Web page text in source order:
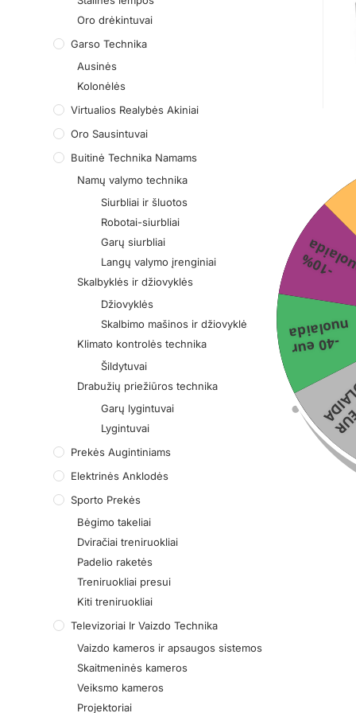
Oro drėkintuvai
Garso Technika
Ausinės
Kolonėlės
Virtualios Realybės Akiniai
Oro Sausintuvai
Buitinė Technika Namams
Namų valymo technika
Siurbliai ir šluotos
Robotai-siurbliai
Garų siurbliai
Langų valymo įrenginiai
Skalbyklės ir džiovyklės
Džiovyklės
Skalbimo mašinos ir džiovyklės
Klimato kontrolės technika
Šildytuvai
Drabužių priežiūros technika
Garų lygintuvai
Lygintuvai
Prekės Augintiniams
Elektrinės Anklodės
Sporto Prekės
Bėgimo takeliai
Dviračiai treniruokliai
Padelio raketės
Treniruokliai presui
Kiti treniruokliai
Televizoriai Ir Vaizdo Technika
Vaizdo kameros ir apsaugos sistemos
Skaitmeninės kameros
Veiksmo kameros
Projektoriai
-40 eur
nuolaida
-
1
0
%
n
u
o
l
a
i
d